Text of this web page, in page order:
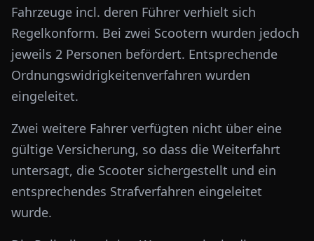
Fahrzeuge incl. deren Führer verhielt sich
Regelkonform. Bei zwei Scootern wurden jedoch
jeweils 2 Personen befördert. Entsprechende
Ordnungswidrigkeitenverfahren wurden
eingeleitet.
Zwei weitere Fahrer verfügten nicht über eine
gültige Versicherung, so dass die Weiterfahrt
untersagt, die Scooter sichergestellt und ein
entsprechendes Strafverfahren eingeleitet
wurde.